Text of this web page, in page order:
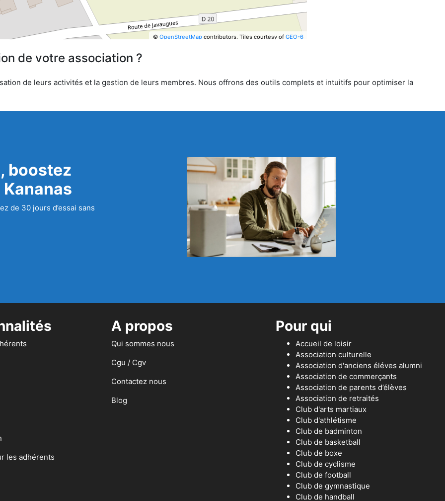
© OpenStreetMapcontributors. Tiles courtesy of GEO-6
de votre association ?
de leurs activités et la gestion de leurs membres. Nous offrons des outils complets et intuitifs pour optimiser la
boostez
de 30 jours d’essai sans
les adhérents
A propos
Qui sommes nous
Cgu / Cgv
Contactez nous
Blog
Pour qui
Accueil de loisir
Association culturelle
Association d'anciens éléves alumni
Association de commerçants
Association de parents d’élèves
Association de retraités
Club d'arts martiaux
Club d'athlétisme
Club de badminton
Club de basketball
Club de boxe
Club de cyclisme
Club de football
Club de gymnastique
Club de handball